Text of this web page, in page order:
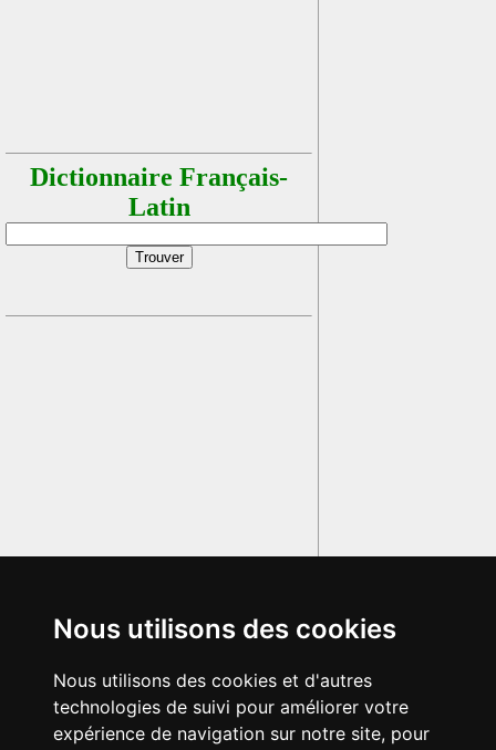
Nous utilisons des cookies
Nous utilisons des cookies et d'autres
technologies de suivi pour améliorer votre
expérience de navigation sur notre site, pour
Dictionnaire Français-
Latin